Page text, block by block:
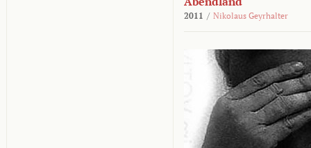
2011 / Nikolaus Geyrhalter